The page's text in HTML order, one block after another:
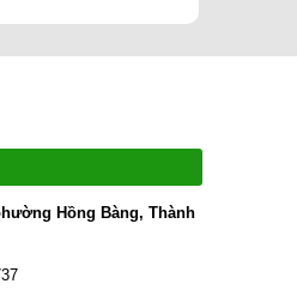
Hồng Bàng, Thành